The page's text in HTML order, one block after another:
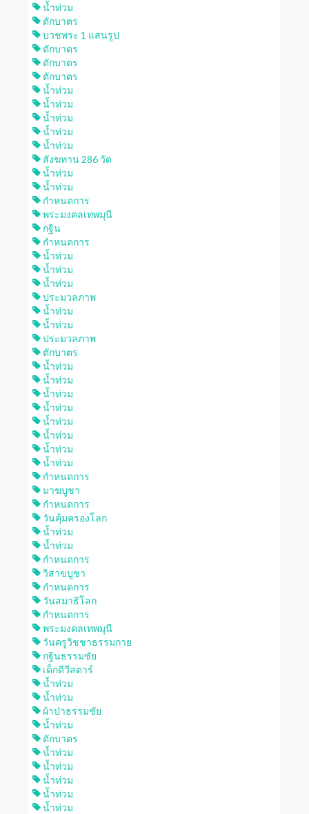
น้ำท่วม
ตักบาตร
บวชพระ 1 แสนรูป
ตักบาตร
ตักบาตร
ตักบาตร
น้ำท่วม
น้ำท่วม
น้ำท่วม
น้ำท่วม
น้ำท่วม
สังฆทาน 286 วัด
น้ำท่วม
น้ำท่วม
กำหนดการ
พระมงคลเทพมุนี
กฐิน
กำหนดการ
น้ำท่วม
น้ำท่วม
น้ำท่วม
ประมวลภาพ
น้ำท่วม
น้ำท่วม
ประมวลภาพ
ตักบาตร
น้ำท่วม
น้ำท่วม
น้ำท่วม
น้ำท่วม
น้ำท่วม
น้ำท่วม
น้ำท่วม
น้ำท่วม
กำหนดการ
มาฆบูชา
กำหนดการ
วันคุ้มครองโลก
น้ำท่วม
น้ำท่วม
กำหนดการ
วิสาขบูชา
กำหนดการ
วันสมาธิโลก
กำหนดการ
พระมงคลเทพมุนี
วันครูวิชชาธรรมกาย
กฐินธรรมชัย
เด็กดีวีสตาร์
น้ำท่วม
น้ำท่วม
ผ้าป่าธรรมชัย
น้ำท่วม
ตักบาตร
น้ำท่วม
น้ำท่วม
น้ำท่วม
น้ำท่วม
น้ำท่วม